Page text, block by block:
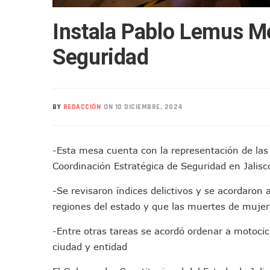
Nuevo Transporte Eléctrico
En Vallarta, Todos Los
Centro De Autismo Es Un
Pancho López; En La Mira
Citan A Siete Integrantes
En Abril 2027 Terminarán
Puerto Vallarta Fortalece
Accidente En Un RZR,
Instala Pablo Lemus
Seguridad
BY REDACCIÓN ON 10 DICIEMBRE, 2024
-Esta mesa cuenta con la representación de
Coordinación Estratégica de Seguridad en
-Se revisaron índices delictivos y se
regiones del estado y que las muertes de
-Entre otras tareas se acordó ordenar a
ciudad y entidad